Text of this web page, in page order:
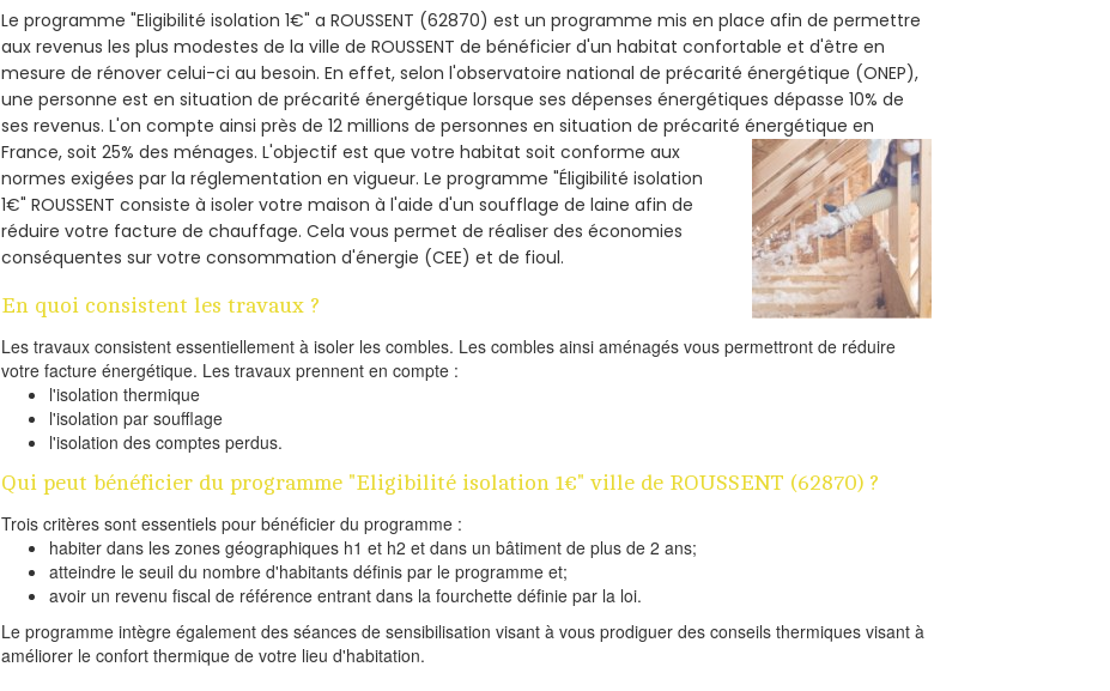
Le programme "Eligibilité isolation 1€" a ROUSSENT (62870) est un programme mis en place afin de permettre
aux revenus les plus modestes de la ville de ROUSSENT de bénéficier d'un habitat confortable et d'être en
mesure de rénover celui-ci au besoin. En effet, selon l'observatoire national de précarité énergétique (ONEP),
une personne est en situation de précarité énergétique lorsque ses dépenses énergétiques dépasse 10% de
ses revenus. L'on compte ainsi près de 12 millions de personnes en situation de précarité énergétique en
France, soit 25% des ménages.L'objectif est que votre habitat soit conforme aux
normes exigées par la réglementation en vigueur. Le programme "Éligibilité isolation
1€" ROUSSENT consiste à isoler votre maison à l'aide d'un soufflage de laine afin de
réduire votre facture de chauffage. Cela vous permet de réaliser des économies
conséquentes sur votre consommation d'énergie (CEE) et de fioul.
En quoi consistent les travaux ?
Les travaux consistent essentiellement à isoler les combles. Les combles ainsi aménagés vous permettront de réduire
votre facture énergétique. Les travaux prennent en compte :
l'isolation thermique
l'isolation par soufflage
l'isolation des comptes perdus.
Qui peut bénéficier du programme "Eligibilité isolation 1€" ville de ROUSSENT (62870) ?
Trois critères sont essentiels pour bénéficier du programme :
habiter dans les zones géographiques h1 et h2 et dans un bâtiment de plus de 2 ans;
atteindre le seuil du nombre d'habitants définis par le programme et;
avoir un revenu fiscal de référence entrant dans la fourchette définie par la loi.
Le programme intègre également des séances de sensibilisation visant à vous prodiguer des conseils thermiques visant à
améliorer le confort thermique de votre lieu d'habitation.